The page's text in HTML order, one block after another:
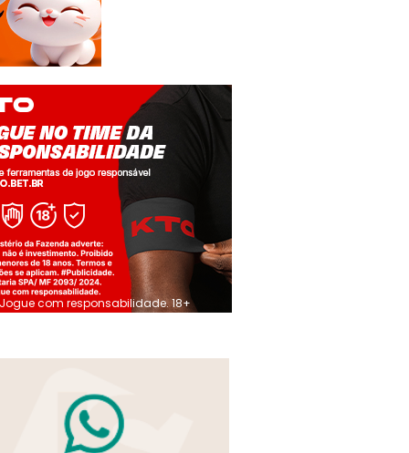
Jogue com responsabilidade. 18+